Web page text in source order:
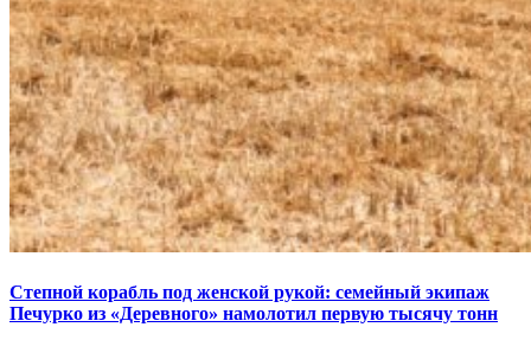
Степной корабль под женской рукой: семейный экипаж
Печурко из «Деревного» намолотил первую тысячу тонн